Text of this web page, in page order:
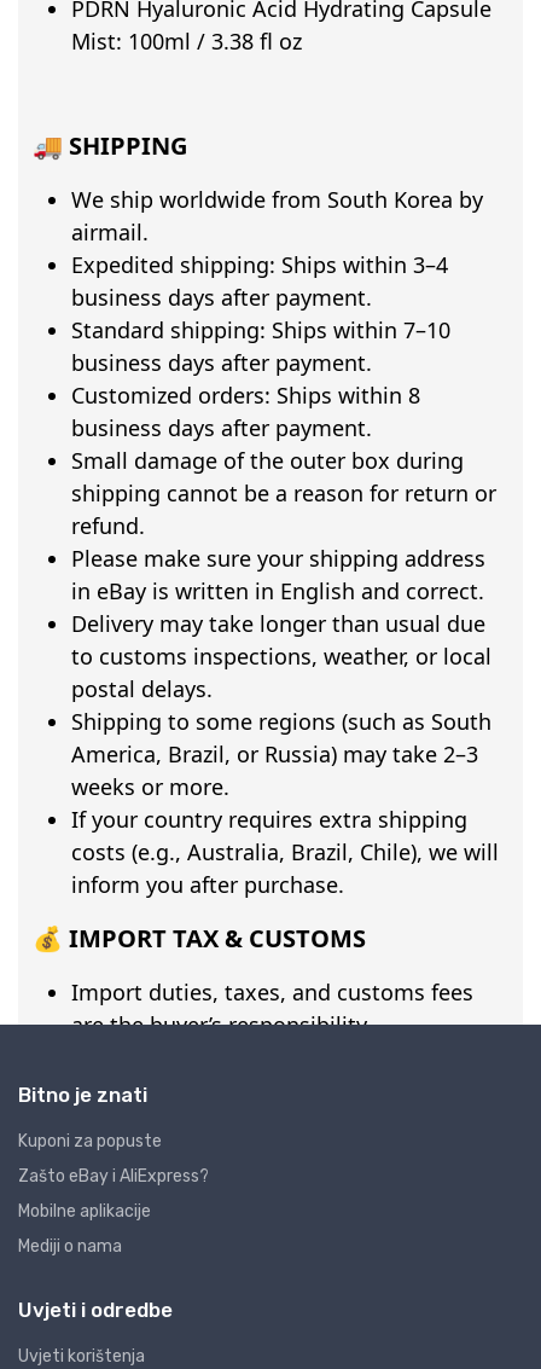
Bitno je znati
Kuponi za popuste
Zašto eBay i AliExpress?
Mobilne aplikacije
Mediji o nama
Uvjeti i odredbe
Uvjeti korištenja